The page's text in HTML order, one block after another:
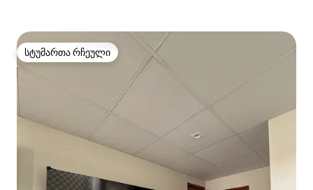
სტუმართა რჩეული
სტუმართა რჩეული